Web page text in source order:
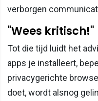
verborgen
"Wees kritisch!"
Tot die tijd luidt het
apps je installeert,
privacygerichte
doet, wordt alsnog